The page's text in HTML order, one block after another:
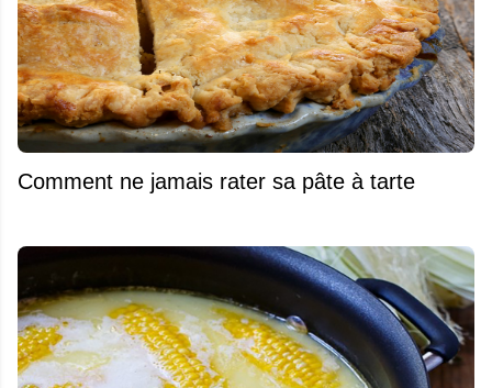
Comment ne jamais rater sa pâte à tarte